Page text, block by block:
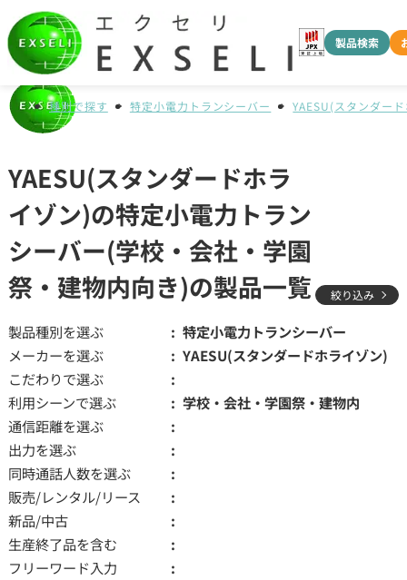
製品検索
種別で探す 特定小電力トランシーバー YAESU(スタンダー
YAESU(スタンダードホラ
イゾン)の特定小電力トラン
シーバー(学校・会社・学園
祭・建物内向き)の製品一覧
絞り込み
製品種別を選ぶ
特定小電力トランシーバー
メーカーを選ぶ
YAESU(スタンダードホライゾン)
こだわりで選ぶ
利用シーンで選ぶ
学校・会社・学園祭・建物内
通信距離を選ぶ
出力を選ぶ
同時通話人数を選ぶ
販売/レンタル/リース
新品/中古
生産終了品を含む
フリーワード入力